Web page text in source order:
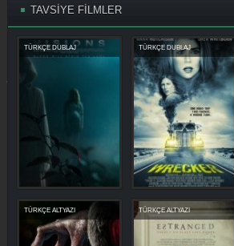
TAVSİYE FİLMLER
TÜRKÇE DUBLAJ TÜRKÇE DUBLAJ
TÜRKÇE ALTYAZI TÜRKÇE ALTYAZI